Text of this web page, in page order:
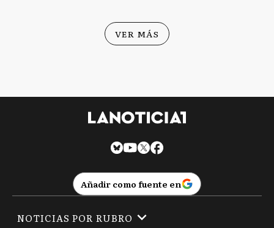
VER MÁS
Añadir como fuente en
NOTICIAS POR RUBRO